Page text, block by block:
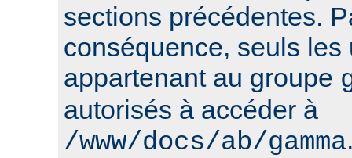
sections précédentes.
conséquence, seuls les
appartenant au groupe
autorisés à accéder à
/www/docs/ab/gamma